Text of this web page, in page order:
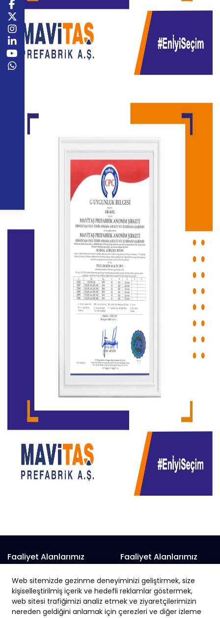
Web sitemizde gezinme deneyiminizi geliştirmek, size
kişiselleştirilmiş içerik ve hedefli reklamlar göstermek,
web sitesi trafiğimizi analiz etmek ve ziyaretçilerimizin
nereden geldiğini anlamak için çerezleri ve diğer izleme
Faaliyet Alanlarımız
Prefabrik Alışveriş Merkezi
Prefabrik Belediye Binaları
Prefabrik Depo
Prefabrik Okul
Faaliyet Alanlarımız
Prefabrik Fabrika
Prefabrik Hayvan Çiftliği
Prefabrik İnşaat
Prefabrik İş Yeri